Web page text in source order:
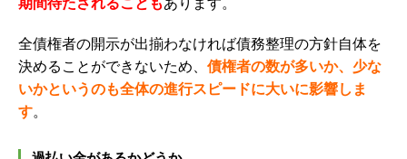
期間待たされることもあります。
全債権者の開示が出揃わなければ債務整理の方針自体を
決めることができないため、 債権者の数が多いか、少な
いかというのも全体の進行スピードに大いに影響しま
す。